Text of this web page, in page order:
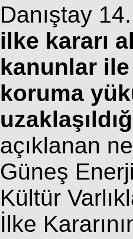
Danıştay
ilke kararı
kanunlar ile
koruma
açıklanan
Güneş
Kültür
İlke